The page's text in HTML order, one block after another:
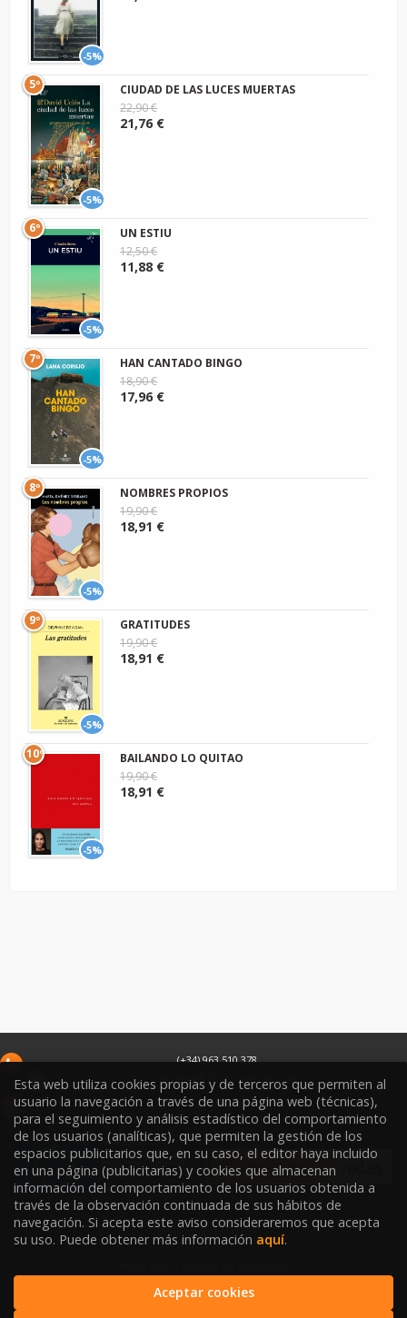
-5%
-5%
5º
CIUDAD DE LAS LUCES MUERTAS
22,90 €
21,76 €
-5%
6º
UN ESTIU
12,50 €
11,88 €
-5%
7º
HAN CANTADO BINGO
18,90 €
17,96 €
-5%
8º
NOMBRES PROPIOS
19,90 €
18,91 €
-5%
9º
GRATITUDES
19,90 €
18,91 €
-5%
10º
BAILANDO LO QUITAO
19,90 €
18,91 €
(+34) 963 510 378
infoweb@libreriasoriano.com
C/ Xàtiva 15
46002 Valencia España
Condiciones de venta
Política de Protección de Datos
Esta web utiliza cookies propias y de terceros que permiten al
usuario la navegación a través de una página web (técnicas),
para el seguimiento y análisis estadístico del comportamiento
de los usuarios (analíticas), que permiten la gestión de los
espacios publicitarios que, en su caso, el editor haya incluido
en una página (publicitarias) y cookies que almacenan
información del comportamiento de los usuarios obtenida a
través de la observación continuada de sus hábitos de
navegación. Si acepta este aviso consideraremos que acepta
su uso. Puede obtener más información aquí.
Aceptar cookies